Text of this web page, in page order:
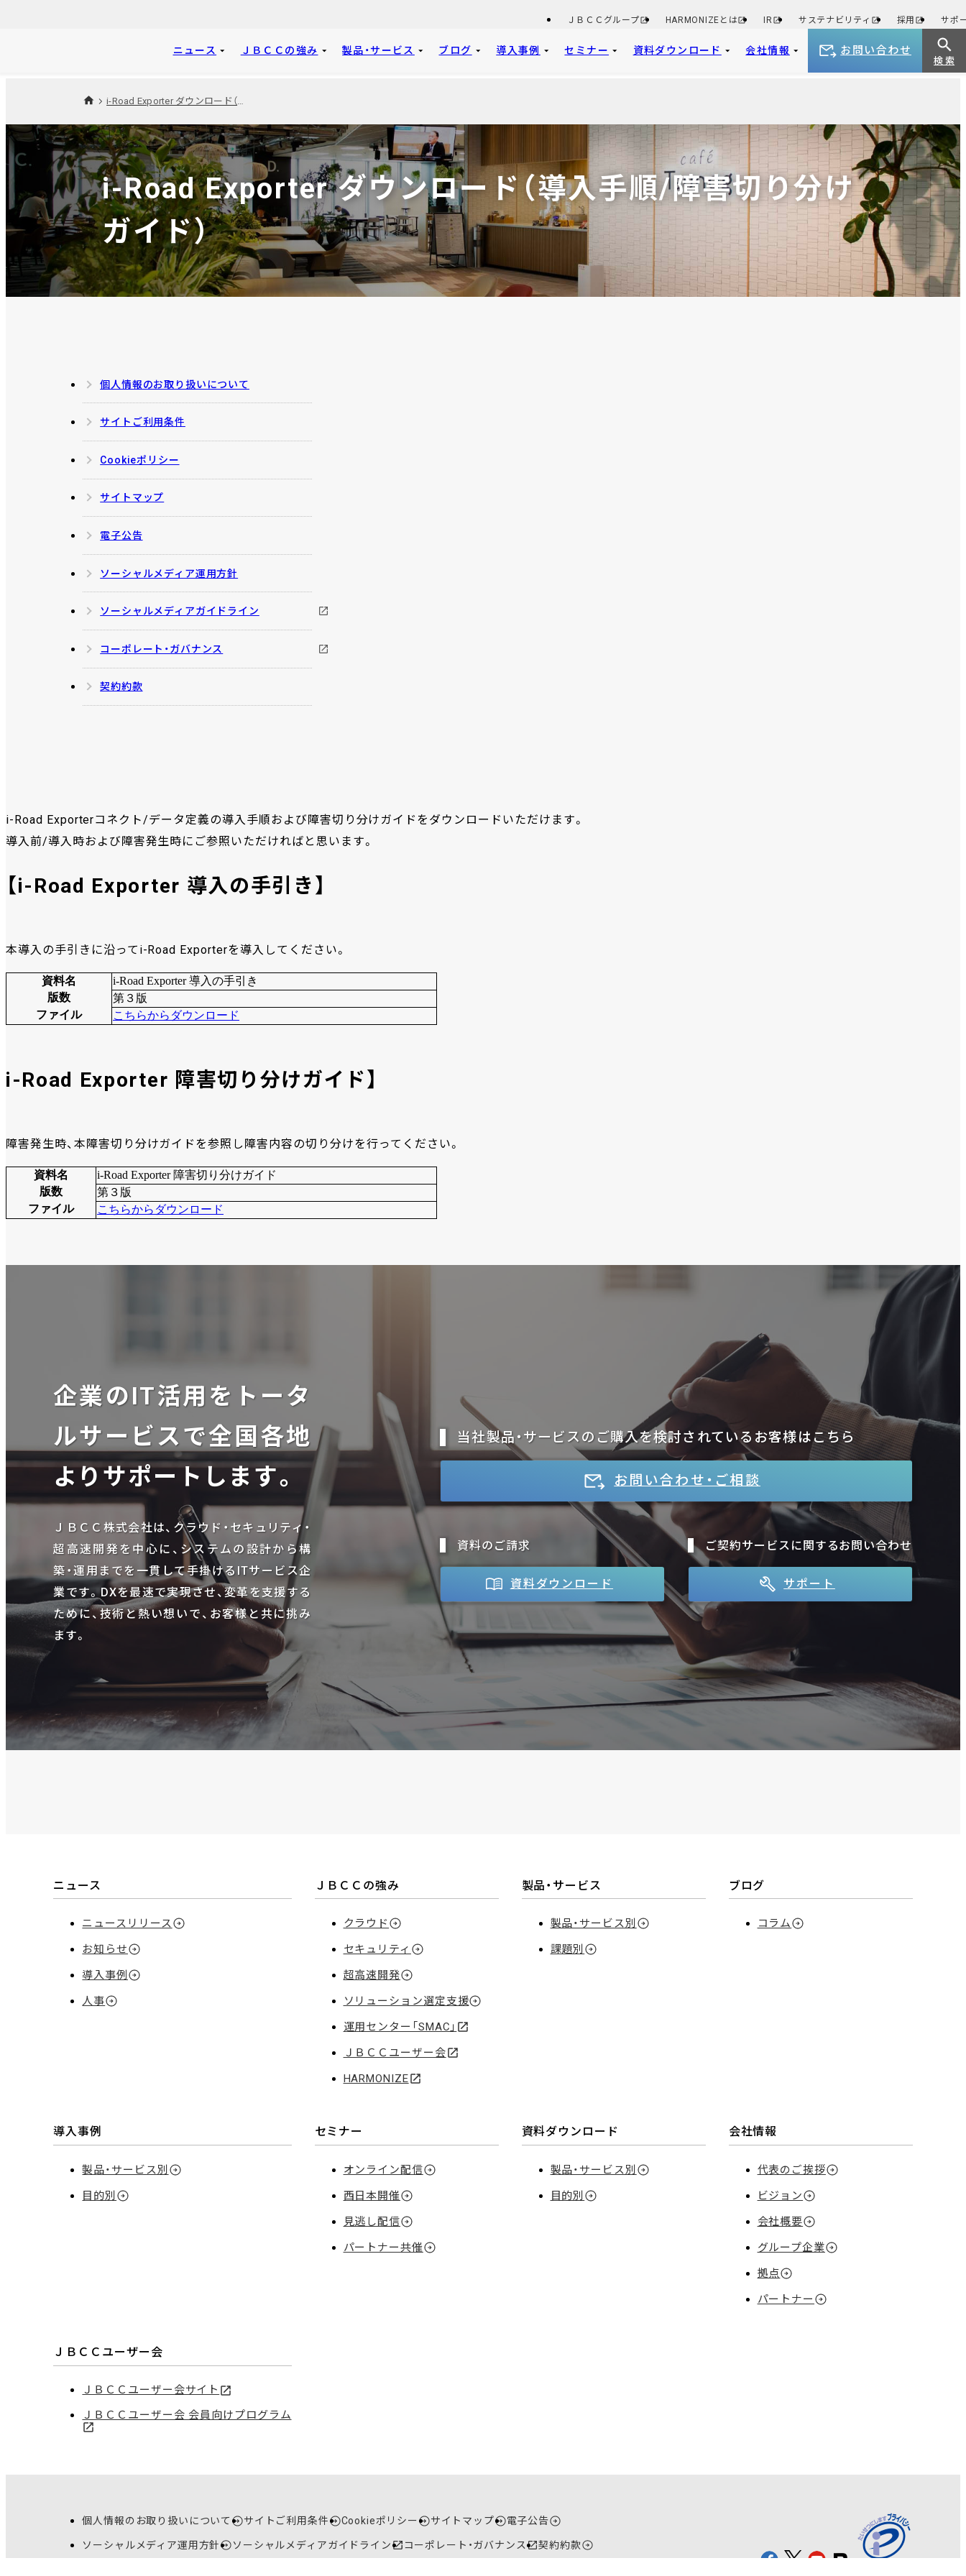
ＪＢＣＣグループ HARMONIZEとは IR サステナビリティ 採用 サポ
ニュース ＪＢＣＣの強み 製品・サービス ブログ 導入事例 セミナー 資料ダウンロード 会社情報 お問い合わせ
検 索
i-Road Exporter ダウンロード（導入手順/障害切り分け
ガイド）
個人情報のお取り扱いについて
サイトご利用条件
Cookieポリシー
サイトマップ
電子公告
ソーシャルメディア運用方針
ソーシャルメディアガイドライン
コーポレート・ガバナンス
契約約款
i-Road Exporterコネクト/データ定義の導入手順および障害切り分けガイドをダウンロードいただけます。
導入前/導入時および障害発生時にご参照いただければと思います。
【i-Road Exporter 導入の手引き】
本導入の手引きに沿ってi-Road Exporterを導入してください。
資料名
i-Road Exporter 導入の手引き
版数
第３版
ファイル
こちらからダウンロード
i-Road Exporter 障害切り分けガイド】
障害発生時、本障害切り分けガイドを参照し障害内容の切り分けを行ってください。
資料名
i-Road Exporter 障害切り分けガイド
版数
第３版
ファイル
こちらからダウンロード
企業のIT活用をトータ
ルサービスで全国各地
よりサポートします。
ＪＢＣＣ株式会社は、クラウド・セキュリティ・
超高速開発を中心に、システムの設計から構
築・運用までを一貫して手掛けるITサービス企
業です。DXを最速で実現させ、変革を支援する
ために、技術と熱い想いで、お客様と共に挑み
ます。
当社製品・サービスのご購入を検討されているお客様はこちら
お問い合わせ・ご相談
資料のご請求
資料ダウンロード
ご契約サービスに関するお問い合わせ
サポート
ニュース
ニュースリリース
お知らせ
導入事例
人事
ＪＢＣＣの強み
クラウド
セキュリティ
超高速開発
ソリューション選定支援
運用センター「SMAC」
ＪＢＣＣユーザー会
HARMONIZE
製品・サービス
製品・サービス別
課題別
ブログ
コラム
導入事例
製品・サービス別
目的別
セミナー
オンライン配信
西日本開催
見逃し配信
パートナー共催
資料ダウンロード
製品・サービス別
目的別
会社情報
代表のご挨拶
ビジョン
会社概要
グループ企業
拠点
パートナー
ＪＢＣＣユーザー会
ＪＢＣＣユーザー会サイト
ＪＢＣＣユーザー会 会員向けプログラム
個人情報のお取り扱いについて サイトご利用条件 Cookieポリシー サイトマップ 電子公告
ソーシャルメディア運用方針 ソーシャルメディアガイドライン コーポレート・ガバナンス 契約約款